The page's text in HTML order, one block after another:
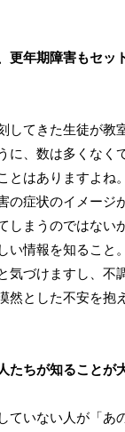
年期障害もセッ
してきた生徒が教
に、数は多くなく
とはありますよね
の症状のイメージ
しまうのではない
い情報を知ること
気づけますし、不
然とした不安を抱
ちが知ることが
ていない人が「あ